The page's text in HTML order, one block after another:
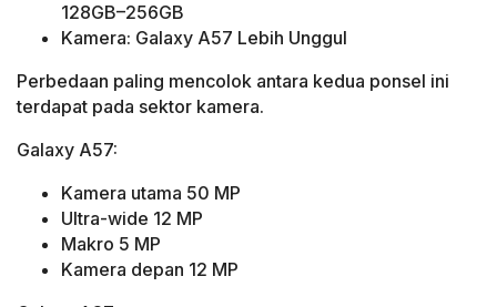
128GB–256GB
Kamera: Galaxy A57 Lebih Unggul
Perbedaan paling mencolok antara kedua ponsel ini
terdapat pada sektor kamera.
Galaxy A57:
Kamera utama 50 MP
Ultra-wide 12 MP
Makro 5 MP
Kamera depan 12 MP